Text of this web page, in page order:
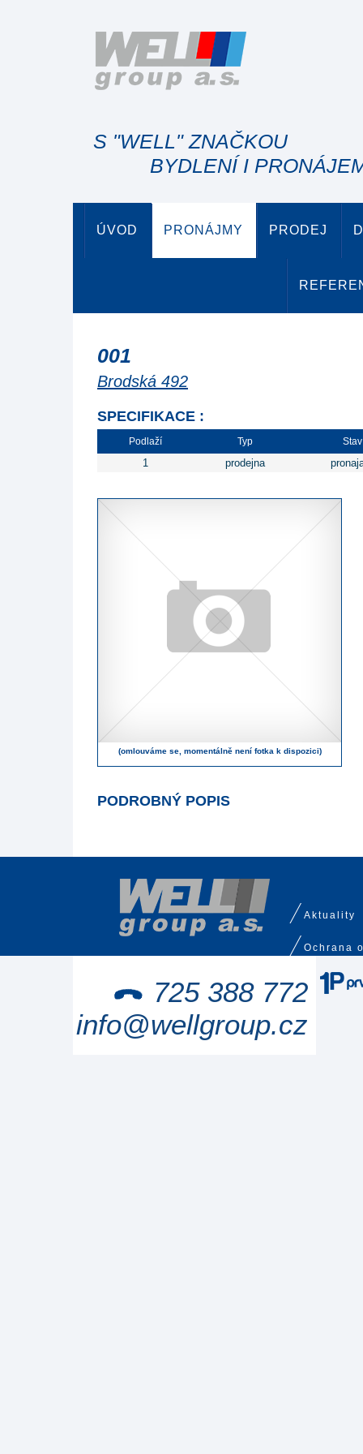
S "WELL" ZNAČKOU
BYDLENÍ I
ÚVOD PRONÁJMY PRODEJ
001
Brodská 492
SPECIFIKACE :
Podlaží Typ Stav
1 prodejna
(omlouváme se, momentálně není fotka k dispozici)
PODROBNÝ POPIS
Aktuality
Ochrana
725 388 772
info@wellgroup.cz